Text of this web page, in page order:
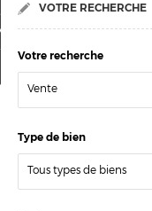
sélection 0
VOTRE RECHERCHE
Votre recherche
Vente
Type de bien
Tous types de biens